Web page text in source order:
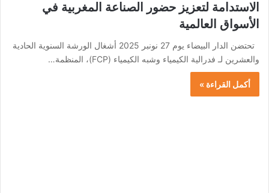
الاستدامة لتعزيز حضور الصناعة المغربية في
الأسواق العالمية
تحتضن الدار البيضاء يوم 27 نونبر 2025 أشغال الورشة السنوية الحادية
والعشرين لـ فدرالية الكيمياء وشبه الكيمياء (FCP)، المنظمة…
أكمل القراءة »